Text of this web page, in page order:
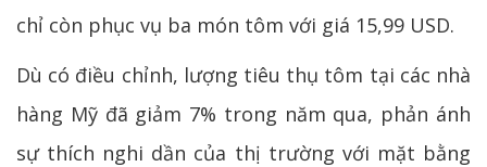
chỉ còn phục vụ ba món tôm với giá 15,99 USD.
Dù có điều chỉnh, lượng tiêu thụ tôm tại các nhà
hàng Mỹ đã giảm 7% trong năm qua, phản ánh
sự thích nghi dần của thị trường với mặt bằng